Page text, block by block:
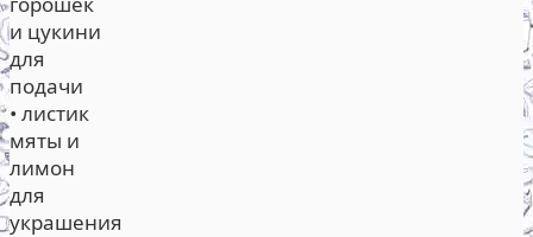
и цукини
для
подачи
• листик
мяты и
лимон
для
украшения